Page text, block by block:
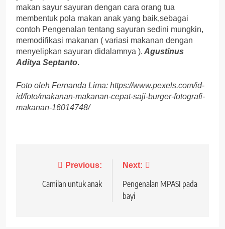
makan sayur sayuran dengan cara orang tua
membentuk pola makan anak yang baik,sebagai
contoh Pengenalan tentang sayuran sedini mungkin,
memodifikasi makanan ( variasi makanan dengan
menyelipkan sayuran didalamnya ). Agustinus
Aditya Septanto.
Foto oleh Fernanda Lima: https://www.pexels.com/id-
id/foto/makanan-makanan-cepat-saji-burger-fotografi-
makanan-16014748/
navigation
Previous:
Camilan untuk anak
Next:
Pengenalan MPASI pada
bayi